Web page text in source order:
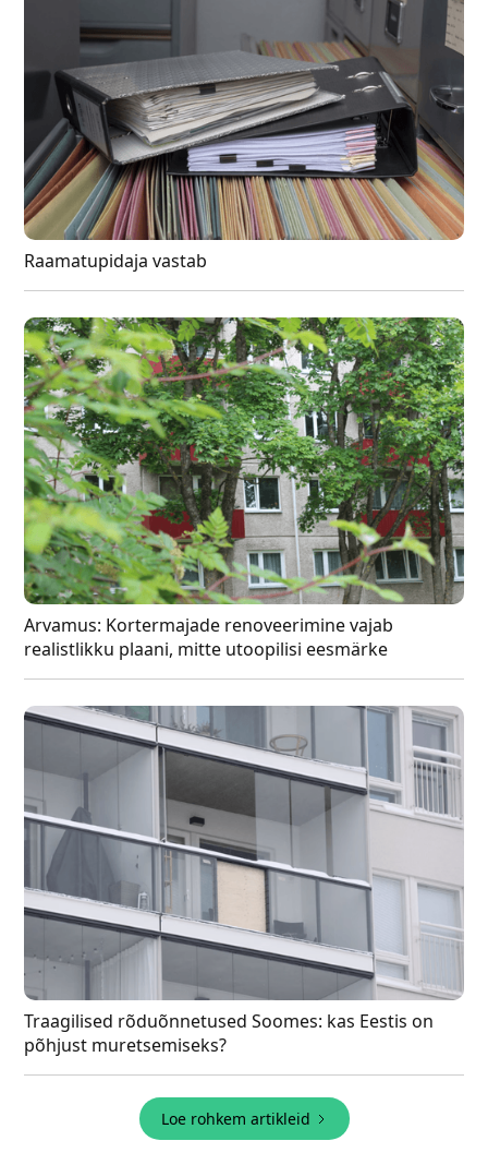
Raamatupidaja vastab
Arvamus: Kortermajade renoveerimine vajab
realistlikku plaani, mitte utoopilisi eesmärke
Traagilised rõduõnnetused Soomes: kas Eestis on
põhjust muretsemiseks?
Loe rohkem artikleid